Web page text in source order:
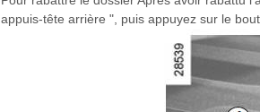
appuis-tête arrière ", puis appuyez sur le